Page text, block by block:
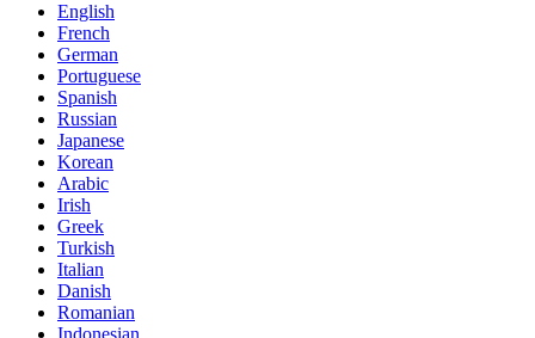
English
French
German
Portuguese
Spanish
Russian
Japanese
Korean
Arabic
Irish
Greek
Turkish
Italian
Danish
Romanian